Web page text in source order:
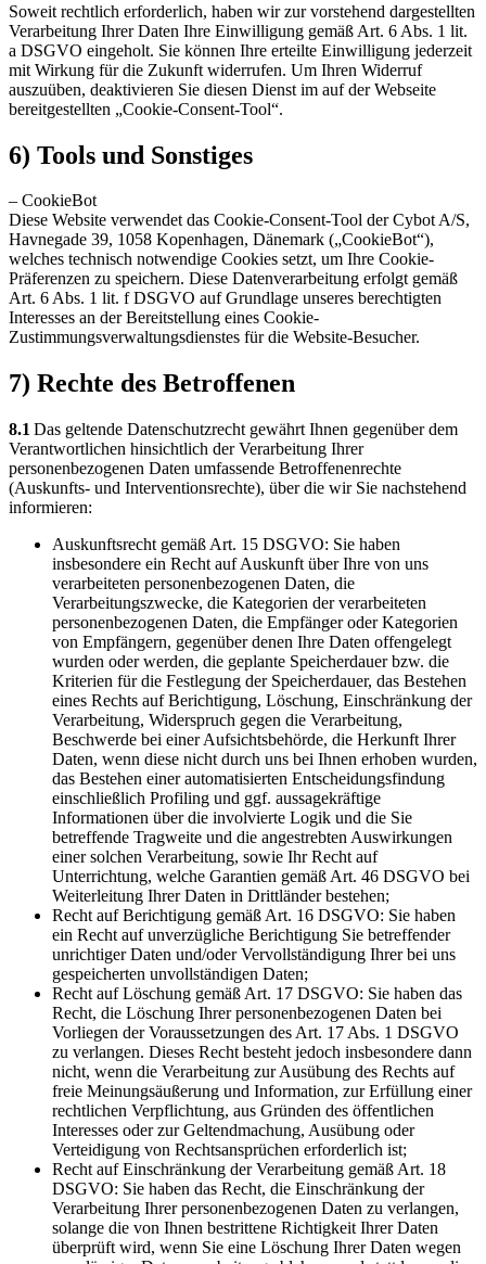
Soweit rechtlich erforderlich, haben wir zur vorstehend dargestellten
Verarbeitung Ihrer Daten Ihre Einwilligung gemäß Art. 6 Abs. 1 lit.
a DSGVO eingeholt. Sie können Ihre erteilte Einwilligung jederzeit
mit Wirkung für die Zukunft widerrufen. Um Ihren Widerruf
auszuüben, deaktivieren Sie diesen Dienst im auf der Webseite
bereitgestellten „Cookie-Consent-Tool“.
6) Tools und Sonstiges
– CookieBot
Diese Website verwendet das Cookie-Consent-Tool der Cybot A/S,
Havnegade 39, 1058 Kopenhagen, Dänemark („CookieBot“),
welches technisch notwendige Cookies setzt, um Ihre Cookie-
Präferenzen zu speichern. Diese Datenverarbeitung erfolgt gemäß
Art. 6 Abs. 1 lit. f DSGVO auf Grundlage unseres berechtigten
Interesses an der Bereitstellung eines Cookie-
Zustimmungsverwaltungsdienstes für die Website-Besucher.
7) Rechte des Betroffenen
8.1 Das geltende Datenschutzrecht gewährt Ihnen gegenüber dem
Verantwortlichen hinsichtlich der Verarbeitung Ihrer
personenbezogenen Daten umfassende Betroffenenrechte
(Auskunfts- und Interventionsrechte), über die wir Sie nachstehend
informieren:
Auskunftsrecht gemäß Art. 15 DSGVO: Sie haben
insbesondere ein Recht auf Auskunft über Ihre von uns
verarbeiteten personenbezogenen Daten, die
Verarbeitungszwecke, die Kategorien der verarbeiteten
personenbezogenen Daten, die Empfänger oder Kategorien
von Empfängern, gegenüber denen Ihre Daten offengelegt
wurden oder werden, die geplante Speicherdauer bzw. die
Kriterien für die Festlegung der Speicherdauer, das Bestehen
eines Rechts auf Berichtigung, Löschung, Einschränkung der
Verarbeitung, Widerspruch gegen die Verarbeitung,
Beschwerde bei einer Aufsichtsbehörde, die Herkunft Ihrer
Daten, wenn diese nicht durch uns bei Ihnen erhoben wurden,
das Bestehen einer automatisierten Entscheidungsfindung
einschließlich Profiling und ggf. aussagekräftige
Informationen über die involvierte Logik und die Sie
betreffende Tragweite und die angestrebten Auswirkungen
einer solchen Verarbeitung, sowie Ihr Recht auf
Unterrichtung, welche Garantien gemäß Art. 46 DSGVO bei
Weiterleitung Ihrer Daten in Drittländer bestehen;
Recht auf Berichtigung gemäß Art. 16 DSGVO: Sie haben
ein Recht auf unverzügliche Berichtigung Sie betreffender
unrichtiger Daten und/oder Vervollständigung Ihrer bei uns
gespeicherten unvollständigen Daten;
Recht auf Löschung gemäß Art. 17 DSGVO: Sie haben das
Recht, die Löschung Ihrer personenbezogenen Daten bei
Vorliegen der Voraussetzungen des Art. 17 Abs. 1 DSGVO
zu verlangen. Dieses Recht besteht jedoch insbesondere dann
nicht, wenn die Verarbeitung zur Ausübung des Rechts auf
freie Meinungsäußerung und Information, zur Erfüllung einer
rechtlichen Verpflichtung, aus Gründen des öffentlichen
Interesses oder zur Geltendmachung, Ausübung oder
Verteidigung von Rechtsansprüchen erforderlich ist;
Recht auf Einschränkung der Verarbeitung gemäß Art. 18
DSGVO: Sie haben das Recht, die Einschränkung der
Verarbeitung Ihrer personenbezogenen Daten zu verlangen,
solange die von Ihnen bestrittene Richtigkeit Ihrer Daten
überprüft wird, wenn Sie eine Löschung Ihrer Daten wegen